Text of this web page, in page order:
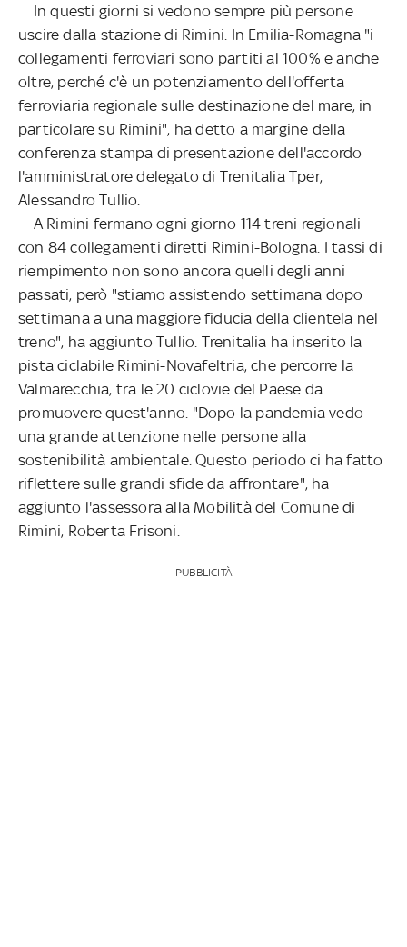
In questi giorni si vedono sempre più persone
uscire dalla stazione di Rimini. In Emilia-Romagna "i
collegamenti ferroviari sono partiti al 100% e anche
oltre, perché c'è un potenziamento dell'offerta
ferroviaria regionale sulle destinazione del mare, in
particolare su Rimini", ha detto a margine della
conferenza stampa di presentazione dell'accordo
l'amministratore delegato di Trenitalia Tper,
Alessandro Tullio.
A Rimini fermano ogni giorno 114 treni regionali
con 84 collegamenti diretti Rimini-Bologna. I tassi di
riempimento non sono ancora quelli degli anni
passati, però "stiamo assistendo settimana dopo
settimana a una maggiore fiducia della clientela nel
treno", ha aggiunto Tullio. Trenitalia ha inserito la
pista ciclabile Rimini-Novafeltria, che percorre la
Valmarecchia, tra le 20 ciclovie del Paese da
promuovere quest'anno. "Dopo la pandemia vedo
una grande attenzione nelle persone alla
sostenibilità ambientale. Questo periodo ci ha fatto
riflettere sulle grandi sfide da affrontare", ha
aggiunto l'assessora alla Mobilità del Comune di
Rimini, Roberta Frisoni.
PUBBLICITÀ